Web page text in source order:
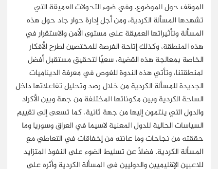
الموقف حول الموضوع. وفي ضوء التحولات العميقة التي
تشهدها المسألة الكردية، ومن أجل إدارة حوار جاد حول هذه
المسألة وتأثيراتها العميقة على مستوى الأمن والاستقرار في
هذه المنطقة، وكذلك إتاحة الفرصة للمختصين لطرح الأفكار
الخاصة بمعالجة هذه القضية، سعيًا لتحقيق مستقبل أفضل
لمنطقتنا، وتأتي هذه الندوة للغوص في معرفة الديناميات
الجديدة للمسألة الكردية من خلال رصد وتحليل تفاعلاتها داخل
الساحة الكردية وبين مكوناتها المختلفة من جهة وبين الأكراد
والدول التي ينتمون إليها من جهة ثانية. كما تسعى إلى تقييم
السياسات الحالية للدول المعنية لاسيما في العراق وسوريا وما
حققته من نجاحات وما عانته من إخفاقات في التعاطي مع
المسألة الكردية. فضلًا عن تسليط الضوء على النفوذ المتزايد
للاعبين الإقليميين والدوليين في المسألة الكردية وأثره على